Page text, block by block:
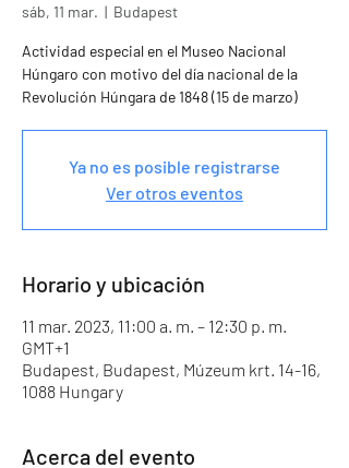
sáb, 11 mar.
  |
Budapest
Actividad especial en el Museo Nacional
Húngaro con motivo del día nacional de la
Revolución Húngara de 1848 (15 de marzo)
Ya no es posible registrarse
Ver otros eventos
Horario y ubicación
11 mar. 2023, 11:00 a. m. – 12:30 p. m.
GMT+1
Budapest, Budapest, Múzeum krt. 14-16,
1088 Hungary
Acerca del evento